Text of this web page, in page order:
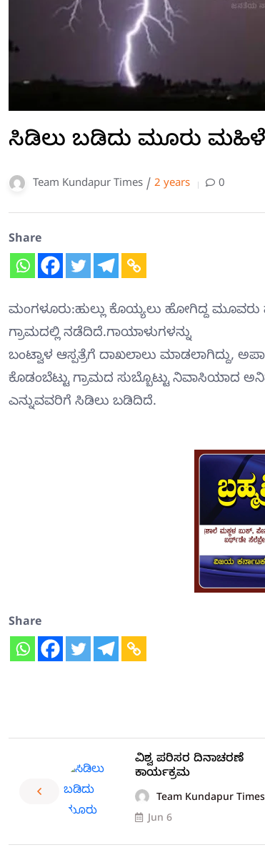
ಸಿಡಿಲು ಬಡಿದು ಮೂರು
Team Kundapur Times / 2 years 0
Share
ಮಂಗಳೂರು:ಹುಲ್ಲು ಕೊಯ್ಯಲು ಹೋಗಿದ್ದ
ಗ್ರಾಮದಲ್ಲಿ ನಡೆದಿದೆ.ಗಾಯಾಳುಗಳನ್ನು
ಬಂಟ್ವಾಳ ಆಸ್ಪತ್ರೆಗೆ ದಾಖಲಾಲು ಮಾಡಲಾಗಿದ್ದು,
ಕೊಡಂಬೆಟ್ಟು ಗ್ರಾಮದ ಸುಬ್ಬೊಟ್ಟು ನಿವಾಸಿಯಾದ
ಎನ್ನುವವರಿಗೆ ಸಿಡಿಲು ಬಡಿದಿದೆ.
Share
ವಿಶ್ವ ಪರಿಸರ ದಿನಾಚರಣೆ
ಕಾರ್ಯಕ್ರಮ
Team Kundapur Times
Jun 6